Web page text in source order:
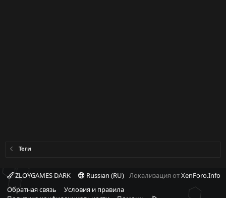
Теги
ZLOYGAMES DARK Russian (RU) Локализация отXenForo.Info
Обратная связь
Условия и правила